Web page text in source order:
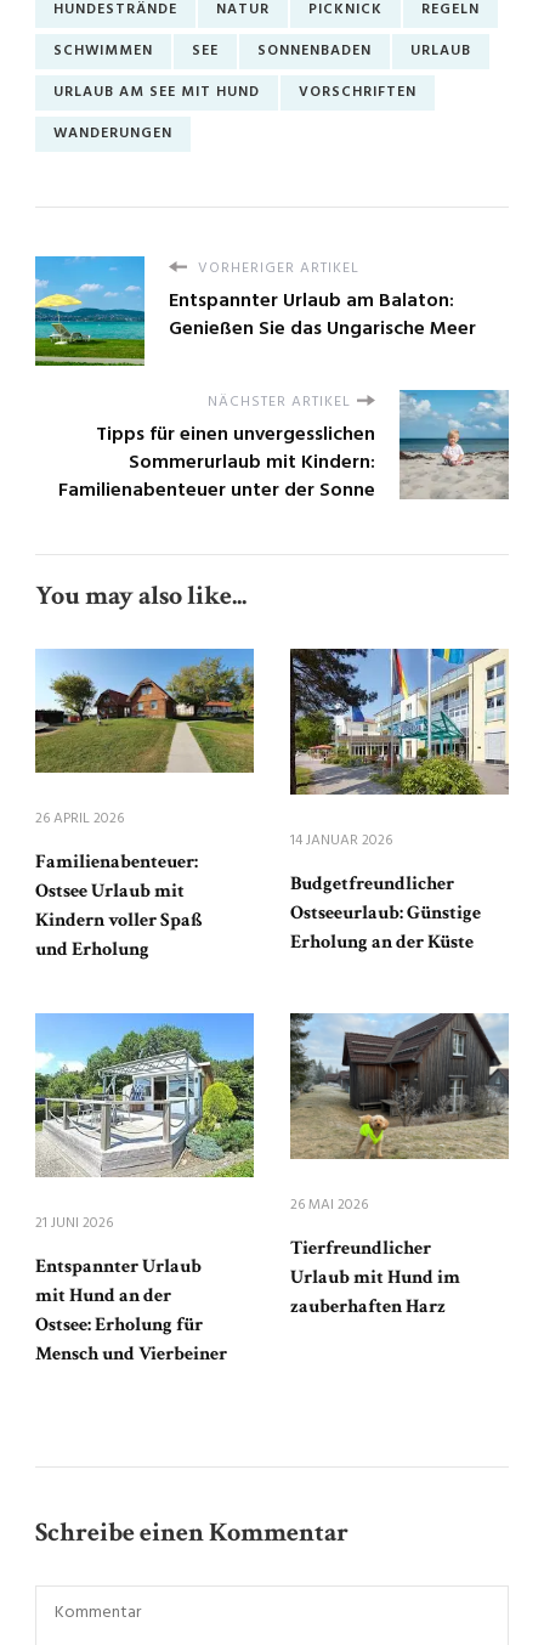
HUNDESTRÄNDE
NATUR PICKNICK
REGELN
SCHWIMMEN
SEE SONNENBADEN
URLAUB
URLAUB AM SEE MIT HUND
VORSCHRIFTEN
WANDERUNGEN
VORHERIGER ARTIKEL
Entspannter Urlaub am Balaton:
Genießen Sie das Ungarische Meer
NÄCHSTER ARTIKEL
Tipps für einen unvergesslichen
Sommerurlaub mit Kindern:
Familienabenteuer unter der Sonne
You may also like...
26 APRIL 2026
Familienabenteuer:
Ostsee Urlaub mit
Kindern voller Spaß
und Erholung
14 JANUAR 2026
Budgetfreundlicher
Ostseeurlaub: Günstige
Erholung an der Küste
21 JUNI 2026
Entspannter Urlaub
mit Hund an der
Ostsee: Erholung für
Mensch und Vierbeiner
26 MAI 2026
Tierfreundlicher
Urlaub mit Hund im
zauberhaften Harz
Schreibe einen Kommentar